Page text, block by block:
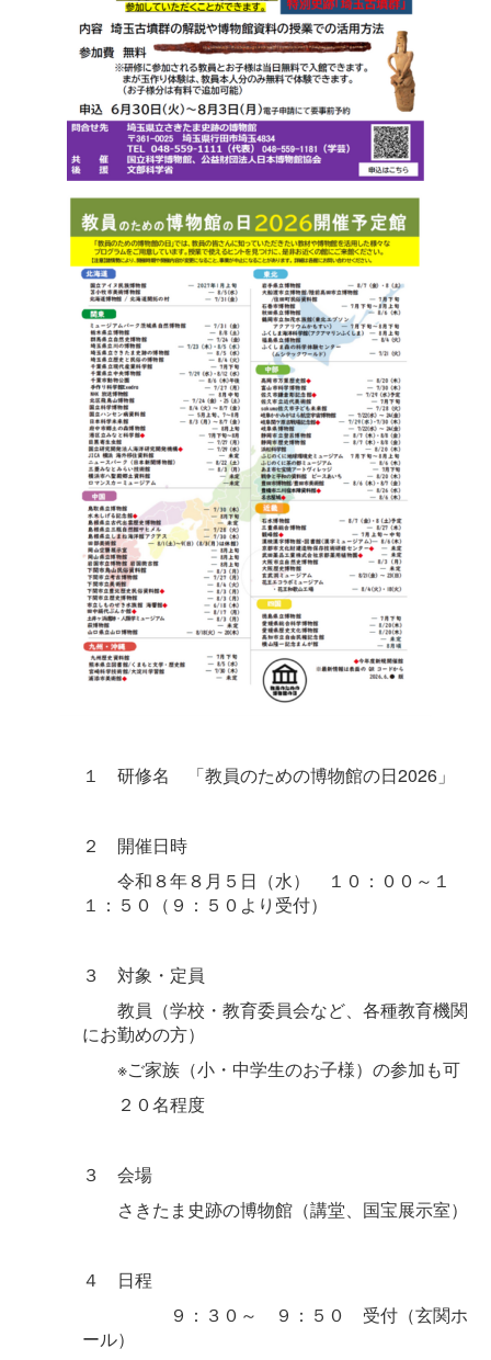
１ 研修名 「教員のための博物館の日2026」
２ 開催日時
令和８年８月５日（水） １０：００～１
１：５０（９：５０より受付）
３ 対象・定員
教員（学校・教育委員会など、各種教育機関
にお勤めの方）
※ご家族（小・中学生のお子様）の参加も可
２０名程度
３ 会場
さきたま史跡の博物館（講堂、国宝展示室）
４ 日程
９：３０～ ９：５０ 受付（玄関ホ
ール）